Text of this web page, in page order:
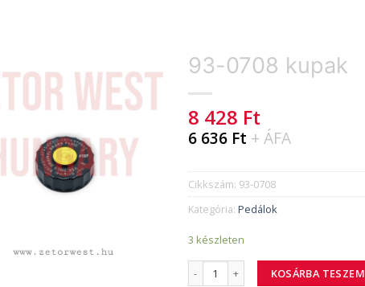
93-0708 kupak
8 428 Ft
6 636 Ft + ÁFA
Cikkszám: 93-0708
Kategória: Pedálok
3 készleten
93-0708 kupak mennyiségKOSÁRBA TESZEM